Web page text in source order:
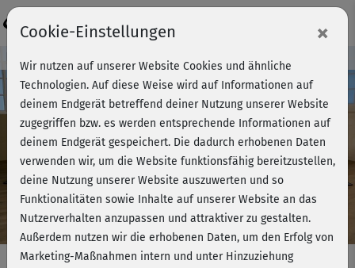
Play
Video
Kursvorschau - Jetzt mitmachen!
Cookie-Einstellungen ×
Wir nutzen auf unserer Website Cookies und ähnliche
Technologien. Auf diese Weise wird auf Informationen auf
deinem Endgerät betreffend deiner Nutzung unserer Website
zugegriffen bzw. es werden entsprechende Informationen auf
deinem Endgerät gespeichert. Die dadurch erhobenen Daten
verwenden wir, um die Website funktionsfähig bereitzustellen,
deine Nutzung unserer Website auszuwerten und so
Funktionalitäten sowie Inhalte auf unserer Website an das
Nutzerverhalten anzupassen und attraktiver zu gestalten.
Außerdem nutzen wir die erhobenen Daten, um den Erfolg von
Marketing-Maßnahmen intern und unter Hinzuziehung